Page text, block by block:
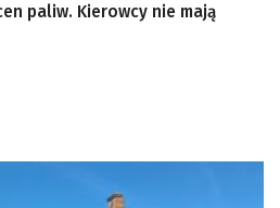
paliw. Kierowcy nie mają